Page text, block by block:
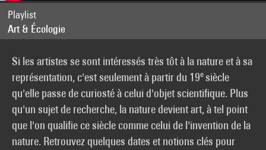
Playlist
Art & Écologie
Si les artistes se sont intéressés très tôt à la nature et à sa
représentation, c'est seulement à partir du 19esiècle
qu'elle passe de curiosté à celui d'objet scientifique. Plus
qu'un sujet de recherche, la nature devient art, à tel point
que l'on qualifie ce siècle comme celui de l'invention de la
nature. Retrouvez quelques dates et notions clés pour